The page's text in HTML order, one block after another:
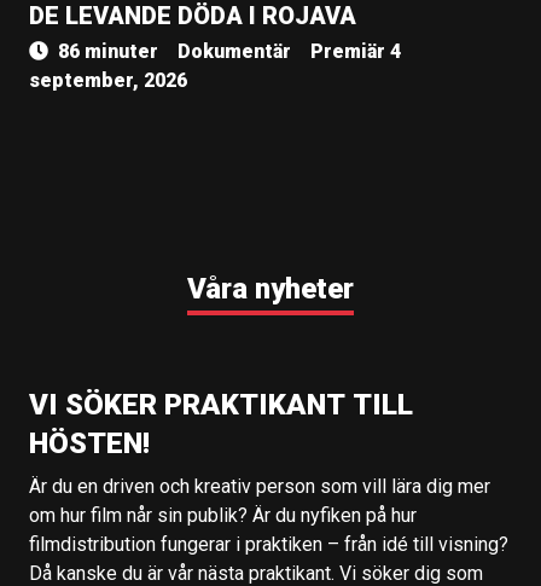
DE LEVANDE DÖDA I ROJAVA
86 minuter Dokumentär
Premiär 4
september, 2026
Våra nyheter
VI SÖKER PRAKTIKANT TILL
HÖSTEN!
Är du en driven och kreativ person som vill lära dig mer
om hur film når sin publik? Är du nyfiken på hur
filmdistribution fungerar i praktiken – från idé till visning?
Då kanske du är vår nästa praktikant. Vi söker dig som